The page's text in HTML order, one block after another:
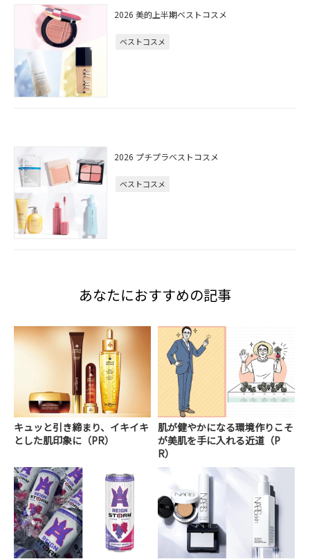
2026 美的上半期ベストコスメ
ベストコスメ
2026 プチプラベストコスメ
ベストコスメ
あなたにおすすめの記事
キュッと引き締まり、イキイキ
とした肌印象に（PR）
肌が健やかになる環境作りこそ
が美肌を手に入れる近道（P
R）